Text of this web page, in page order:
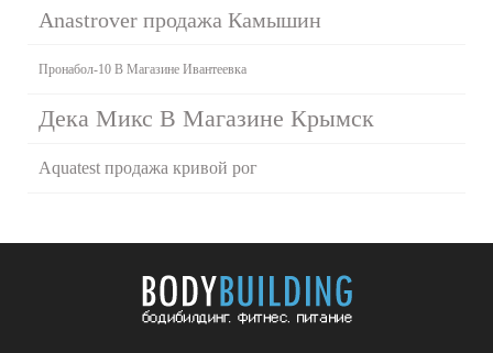
Anastrover продажа Камышин
Пронабол-10 В Магазине Ивантеевка
Дека Микс В Магазине Крымск
Aquatest продажа кривой рог